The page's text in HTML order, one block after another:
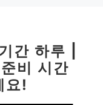
간 하루 |
비 시간
요!